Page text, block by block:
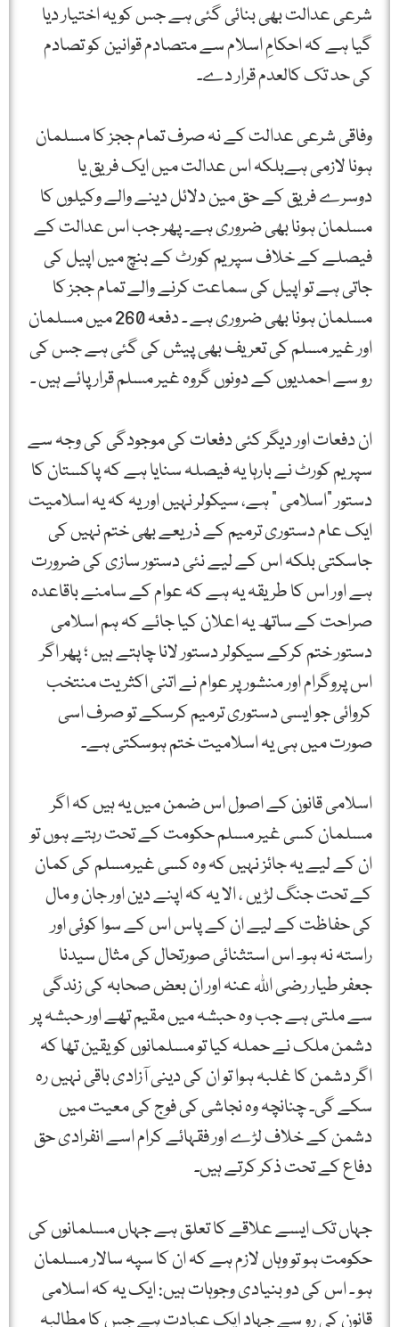
شرعی عدالت بھی بنائی گئی ہے جس کو یہ اختیار دیا
گیا ہے کہ احکامِ اسلام سے متصادم قوانین کو تصادم
کی حد تک کالعدم قرار دے۔
وفاقی شرعی عدالت کے نہ صرف تمام ججز کا مسلمان
ہونا لازمی ہےبلکہ اس عدالت میں ایک فریق یا
دوسرے فریق کے حق مین دلائل دینے والے وکیلوں کا
مسلمان ہونا بھی ضروری ہے۔ پھر جب اس عدالت کے
فیصلے کے خلاف سپریم کورٹ کے بنچ میں اپیل کی
جاتی ہے تو اپیل کی سماعت کرنے والے تمام ججز کا
مسلمان ہونا بھی ضروری ہے ۔ دفعہ 260 میں مسلمان
اور غیر مسلم کی تعریف بھی پیش کی گئی ہے جس کی
رو سے احمدیوں کے دونوں گروہ غیر مسلم قرار پائے ہیں ۔
ان دفعات اور دیگر کئی دفعات کی موجودگی کی وجہ سے
سپریم کورٹ نے بارہا یہ فیصلہ سنایا ہے کہ پاکستان کا
دستور "اسلامی ” ہے، سیکولر نہیں اور یہ کہ یہ اسلامیت
ایک عام دستوری ترمیم کے ذریعے بھی ختم نہیں کی
جاسکتی بلکہ اس کے لیے نئی دستور سازی کی ضرورت
ہے اور اس کا طریقہ یہ ہے کہ عوام کے سامنے باقاعدہ
صراحت کے ساتھ یہ اعلان کیا جائے کہ ہم اسلامی
دستور ختم کرکے سیکولر دستور لانا چاہتے ہیں ؛ پھر اگر
اس پروگرام اور منشور پر عوام نے اتنی اکثریت منتخب
کروائی جو ایسی دستوری ترمیم کرسکے تو صرف اسی
صورت میں ہی یہ اسلامیت ختم ہوسکتی ہے۔
اسلامی قانون کے اصول اس ضمن میں یہ ہیں کہ اگر
مسلمان کسی غیر مسلم حکومت کے تحت رہتے ہوں تو
ان کے لیے یہ جائز نہیں کہ وہ کسی غیرمسلم کی کمان
کے تحت جنگ لڑیں ، الا یہ کہ اپنے دین اور جان و مال
کی حفاظت کے لیے ان کے پاس اس کے سوا کوئی اور
راستہ نہ ہو۔ اس استثنائی صورتحال کی مثال سیدنا
جعفر طیار رضی اللہ عنہ اور ان بعض صحابہ کی زندگی
سے ملتی ہے جب وہ حبشہ میں مقیم تھے اور حبشہ پر
دشمن ملک نے حملہ کیا تو مسلمانوں کو یقین تھا کہ
اگر دشمن کا غلبہ ہوا تو ان کی دینی آزادی باقی نہیں رہ
سکے گی۔ چنانچہ وہ نجاشی کی فوج کی معیت میں
دشمن کے خلاف لڑے اور فقہائے کرام اسے انفرادی حق
دفاع کے تحت ذکر کرتے ہیں۔
جہاں تک ایسے علاقے کا تعلق ہے جہاں مسلمانوں کی
حکومت ہو تو وہاں لازم ہے کہ ان کا سپہ سالار مسلمان
ہو ۔ اس کی دو بنیادی وجوہات ہیں: ایک یہ کہ اسلامی
قانون کی رو سے جہاد ایک عبادت ہے جس کا مطالبہ